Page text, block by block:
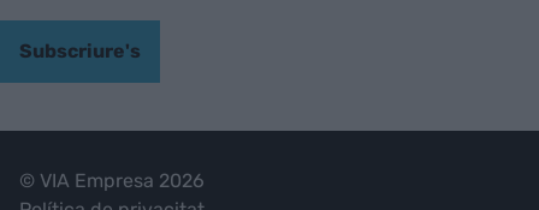
Subscriure's
© VIA Empresa 2026